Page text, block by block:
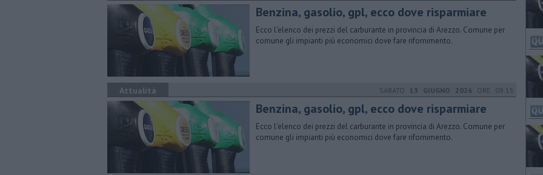
​Benzina, gasolio, gpl, ecco dove risparmiare
Ecco l'elenco dei prezzi del carburante in provincia di Arezzo. Comune per
comune gli impianti più economici dove fare rifornimento.
Attualità SABATO 13 GIUGNO 2026 ORE 09:15
​Benzina, gasolio, gpl, ecco dove risparmiare
Ecco l'elenco dei prezzi del carburante in provincia di Arezzo. Comune per
comune gli impianti più economici dove fare rifornimento.